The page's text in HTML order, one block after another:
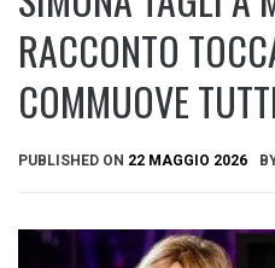
RACCONTO
COMMUOVE
PUBLISHED ON 22 MAGGIO 2026